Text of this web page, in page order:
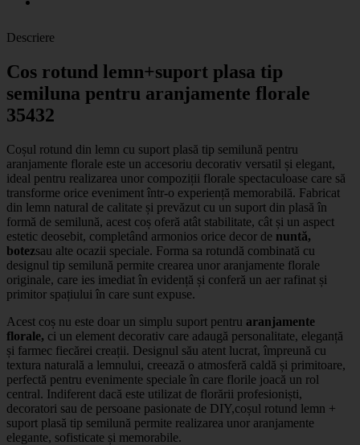
Descriere
Cos rotund lemn+suport plasa tip
semiluna pentru aranjamente florale
35432
Coșul rotund din lemn cu suport plasă tip semilună pentru
aranjamente florale este un accesoriu decorativ versatil și elegant,
ideal pentru realizarea unor compoziții florale spectaculoase care să
transforme orice eveniment într-o experiență memorabilă. Fabricat
din lemn natural de calitate și prevăzut cu un suport din plasă în
formă de semilună, acest coș oferă atât stabilitate, cât și un aspect
estetic deosebit, completând armonios orice decor de nuntă,
botezsau alte ocazii speciale. Forma sa rotundă combinată cu
designul tip semilună permite crearea unor aranjamente florale
originale, care ies imediat în evidență și conferă un aer rafinat și
primitor spațiului în care sunt expuse.
Acest coș nu este doar un simplu suport pentru aranjamente
florale, ci un element decorativ care adaugă personalitate, eleganță
și farmec fiecărei creații. Designul său atent lucrat, împreună cu
textura naturală a lemnului, creează o atmosferă caldă și primitoare,
perfectă pentru evenimente speciale în care florile joacă un rol
central. Indiferent dacă este utilizat de florării profesioniști,
decoratori sau de persoane pasionate de DIY,coșul rotund lemn +
suport plasă tip semilună permite realizarea unor aranjamente
elegante, sofisticate și memorabile.